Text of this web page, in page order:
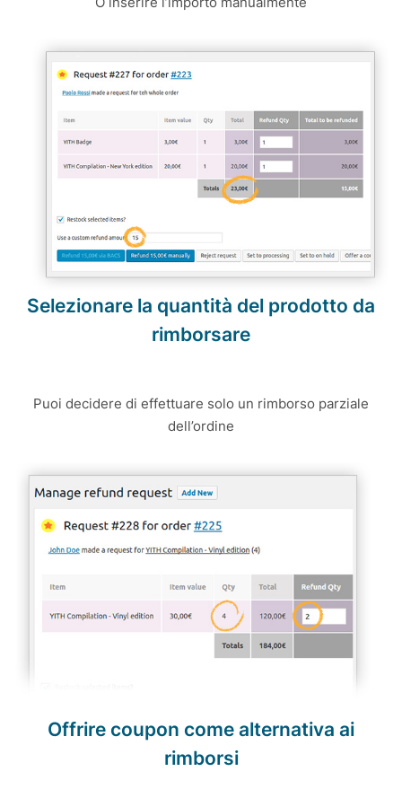
Selezionare la quantità del prodotto da
rimborsare
Puoi decidere di effettuare solo un rimborso parziale
dell’ordine
Offrire coupon come alternativa ai
rimborsi